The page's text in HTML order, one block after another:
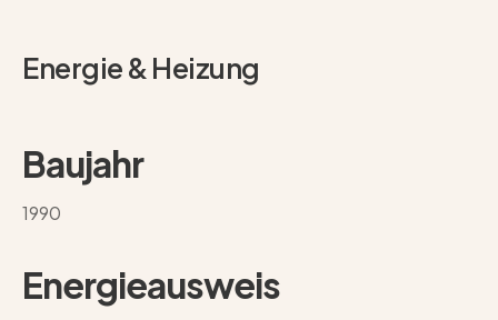
Energie & Heizung
Baujahr
1990
Energieausweis